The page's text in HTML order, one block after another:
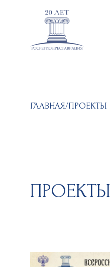
ГЛАВНАЯ/ПРОЕКТЫ
ПРОЕКТЫ